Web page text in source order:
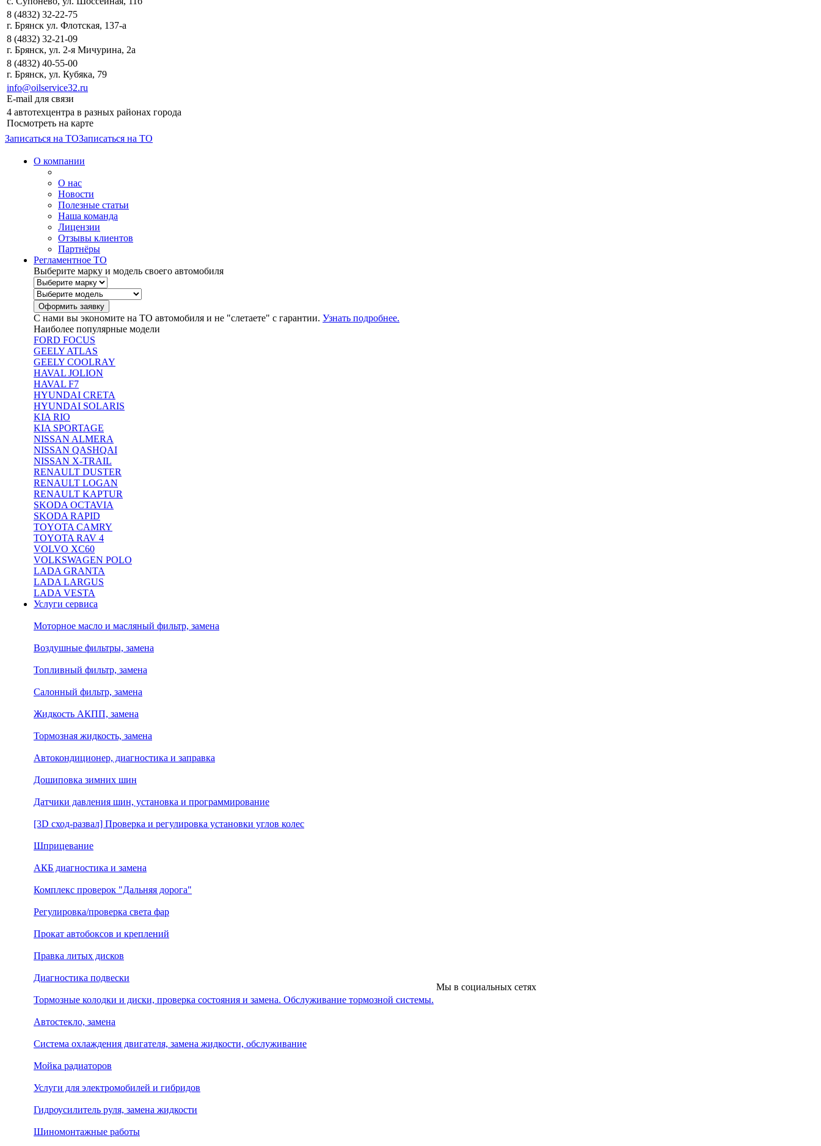
8 (4832) 32-22-75
г. Брянск ул. Флотская, 137-а
8 (4832) 32-21-09
г. Брянск, ул. 2-я Мичурина, 2а
8 (4832) 40-55-00
г. Брянск, ул. Кубяка, 79
info@oilservice32.ru
E-mail для связи
4 автотехцентра в разных районах города
Посмотреть на карте
Записаться на ТОЗаписаться на ТО
О компании
О нас
Новости
Полезные статьи
Наша команда
Лицензии
Отзывы клиентов
Партнёры
Регламентное ТО
Выберите марку и модель своего автомобиля
С нами вы экономите на ТО автомобиля и не "слетаете" с гарантии. Узнать подробнее.
Наиболее популярные модели
FORD FOCUS
GEELY ATLAS
GEELY COOLRAY
HAVAL JOLION
HAVAL F7
HYUNDAI CRETA
HYUNDAI SOLARIS
KIA RIO
KIA SPORTAGE
NISSAN ALMERA
NISSAN QASHQAI
NISSAN X-TRAIL
RENAULT DUSTER
RENAULT LOGAN
RENAULT KAPTUR
SKODA OCTAVIA
SKODA RAPID
TOYOTA CAMRY
TOYOTA RAV 4
VOLVO XC60
VOLKSWAGEN POLO
LADA GRANTA
LADA LARGUS
LADA VESTA
Услуги сервиса
Моторное масло и масляный фильтр, замена
Воздушные фильтры, замена
Топливный фильтр, замена
Салонный фильтр, замена
Жидкость АКПП, замена
Тормозная жидкость, замена
Автокондиционер, диагностика и заправка
Дошиповка зимних шин
Датчики давления шин, установка и программирование
[3D сход-развал] Проверка и регулировка установки углов колес
Шприцевание
АКБ диагностика и замена
Комплекс проверок "Дальняя дорога"
Регулировка/проверка света фар
Прокат автобоксов и креплений
Правка литых дисков
Диагностика подвески
Тормозные колодки и диски, проверка состояния и замена. Обслуживание тормозной системы.
Автостекло, замена
Система охлаждения двигателя, замена жидкости, обслуживание
Мойка радиаторов
Услуги для электромобилей и гибридов
Гидроусилитель руля, замена жидкости
Шиномонтажные работы
Мы в социальных сетях